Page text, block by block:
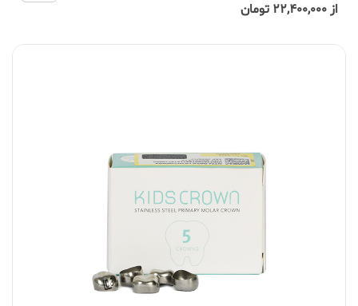
از 22,400,000 تومان